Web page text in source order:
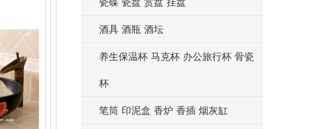
酒具 酒瓶 酒坛
养生保温杯 马克杯 办公旅行杯 骨瓷
杯
笔筒 印泥盒 香炉 香插 烟灰缸